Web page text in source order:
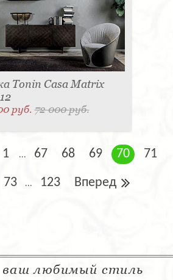
Tonin Casa Matrix
руб.72 000 руб.
1 ... 67 68 69 70 71
73 ... 123 Вперед
любимый стиль